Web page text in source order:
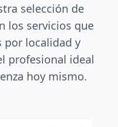
selección de
los servicios que
por localidad y
profesional ideal
hoy mismo.